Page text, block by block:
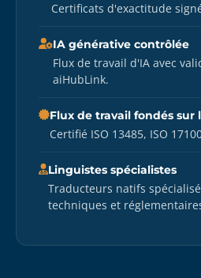
Certificats d'exactitude
IA générative contrôlée
Flux de travail d'IA avec
aiHubLink.
Flux de travail fondés sur
Certifié ISO 13485, ISO
Linguistes spécialistes
Traducteurs natifs
techniques et